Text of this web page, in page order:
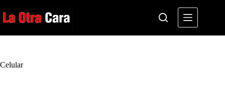
al
contenido
Celular